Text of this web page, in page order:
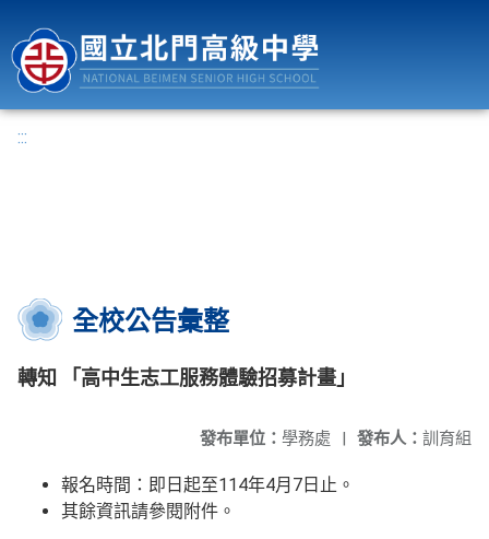
:::
全校公告彙整
轉知 「高中生志工服務體驗招募計畫」
發布人： 訓育組
發布單位： 學務處 |
報名時間：即日起至114年4月7日止。
其餘資訊請參閱附件。